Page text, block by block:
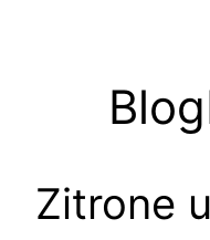
Zitrone